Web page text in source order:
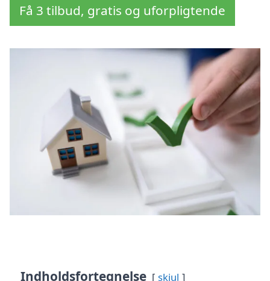
Få 3 tilbud, gratis og uforpligtende
Indholdsfortegnelse skjul